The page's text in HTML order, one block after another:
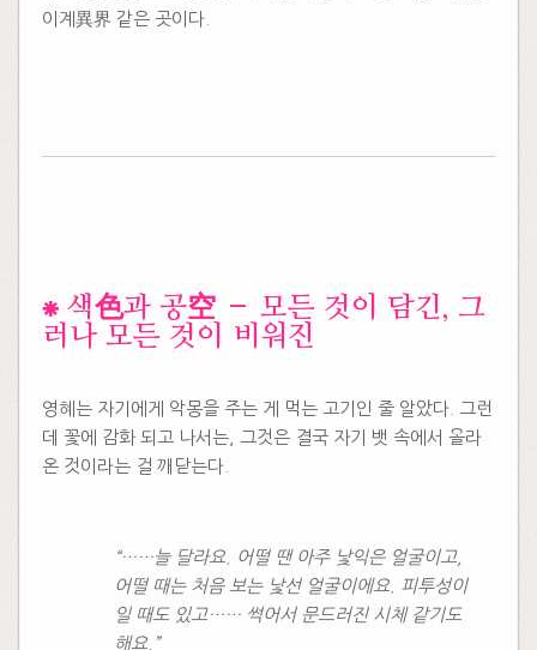
이계異界 같은 곳이다.
​⁕ 색色과 공空 – 모든 것이 담긴, 그
러나 모든 것이 비워진
영혜는 자기에게 악몽을 주는 게 먹는 고기인 줄 알았다. 그런
데 꽃에 감화 되고 나서는, 그것은 결국 자기 뱃 속에서 올라
온 것이라는 걸 깨닫는다.
“……늘 달라요. 어떨 땐 아주 낯익은 얼굴이고,
어떨 때는 처음 보는 낯선 얼굴이에요. 피투성이
일 때도 있고…… 썩어서 문드러진 시체 같기도
해요.”